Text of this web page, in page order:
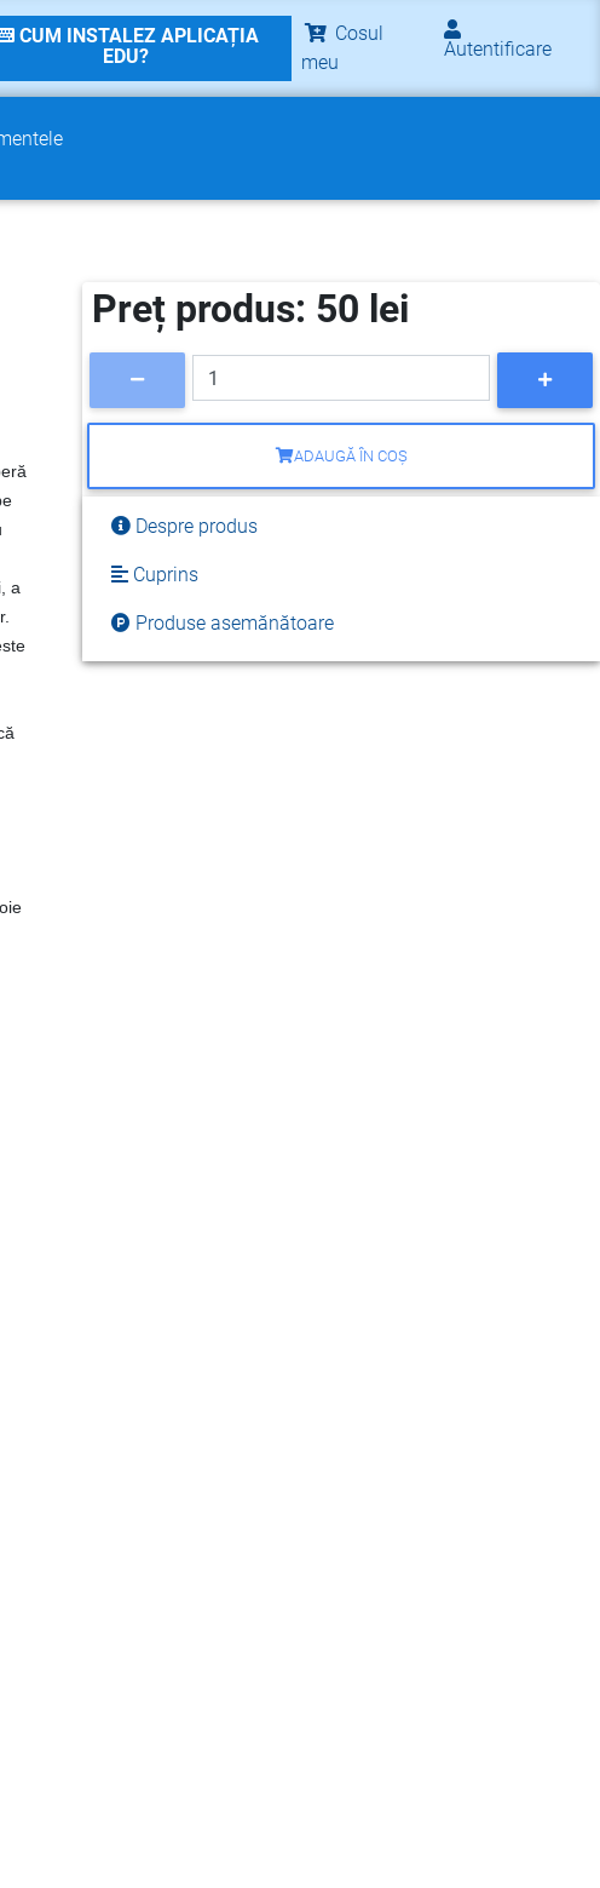
CUM INSTALEZ APLICAȚIA
EDU?
Cosul
meu
Autentificare
a
Preț produs: 50 lei
ADAUGĂ ÎN COȘ
Despre produs
Cuprins
Produse asemănătoare